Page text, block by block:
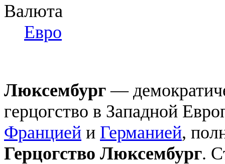
Валюта
Евро
Люксембург —
герцогство в Западной
Францией и Германией,
Герцогство Люксембург.